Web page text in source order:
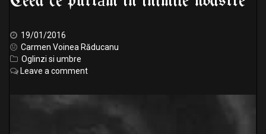
19/01/2016
Carmen Voinea Răducanu
Oglinzi si umbre
Leave a comment